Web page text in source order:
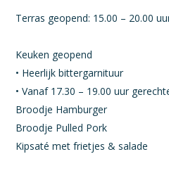
Terras geopend: 15.00 – 20.00
Keuken geopend
• Heerlijk bittergarnituur
• Vanaf 17.30 – 19.00 uur
Broodje Hamburger
Broodje Pulled Pork
Kipsaté met frietjes & salade